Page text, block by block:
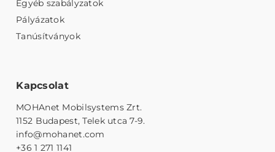
Egyéb szabályzatok
Pályázatok
Tanúsítványok
Kapcsolat
MOHAnet Mobilsystems Zrt.
1152 Budapest, Telek utca 7-9.
info@mohanet.com
+36 1 271 1141